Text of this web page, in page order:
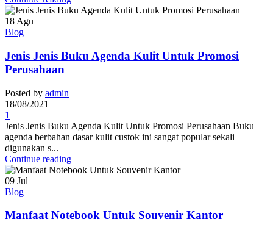
18 Agu
Blog
Jenis Jenis Buku Agenda Kulit Untuk Promosi
Perusahaan
Posted by admin
18/08/2021
1
Jenis Jenis Buku Agenda Kulit Untuk Promosi Perusahaan Buku
agenda berbahan dasar kulit custok ini sangat popular sekali
digunakan s...
Continue reading
09 Jul
Blog
Manfaat Notebook Untuk Souvenir Kantor